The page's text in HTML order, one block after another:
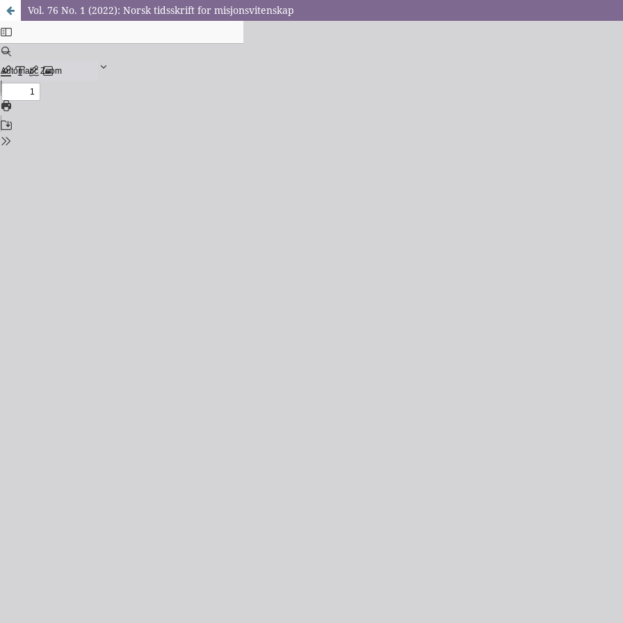
Vol. 76 No. 1 (2022): Norsk tidsskrift for misjonsvitenskap